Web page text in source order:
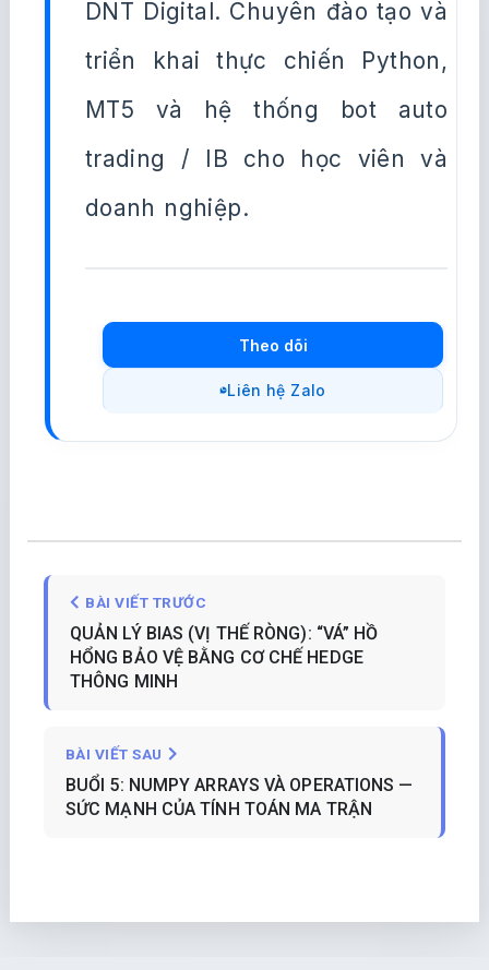
DNT Digital. Chuyên đào tạo và
triển khai thực chiến Python,
MT5 và hệ thống bot auto
trading / IB cho học viên và
doanh nghiệp.
Theo dõi
Liên hệ Zalo
BÀI VIẾT TRƯỚC
QUẢN LÝ BIAS (VỊ THẾ RÒNG): “VÁ” HỒ
HỔNG BẢO VỆ BẰNG CƠ CHẾ HEDGE
THÔNG MINH
BÀI VIẾT SAU
BUỔI 5: NUMPY ARRAYS VÀ OPERATIONS —
SỨC MẠNH CỦA TÍNH TOÁN MA TRẬN